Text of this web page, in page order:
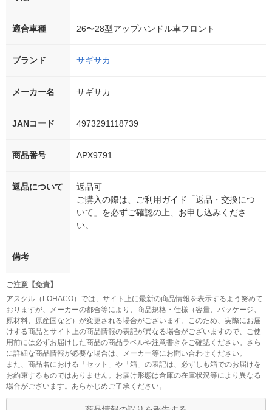
適合車種 26〜28型アップハンドル車フロント
ブランド サギサカ
メーカー名 サギサカ
JANコード 4973291118739
商品番号 APX9791
返品について
返品可
ご購入の際は、ご利用ガイド「返品・交換につ
いて」を必ずご確認の上、お申し込みくださ
い。
備考
ご注意【免責】
アスクル（LOHACO）では、サイト上に最新の商品情報を表示するよう努めて
おりますが、メーカーの都合等により、商品規格・仕様（容量、パッケージ、
原材料、原産国など）が変更される場合がございます。このため、実際にお届
けする商品とサイト上の商品情報の表記が異なる場合がございますので、ご使
用前には必ずお届けした商品の商品ラベルや注意書きをご確認ください。さら
に詳細な商品情報が必要な場合は、メーカー等にお問い合わせください。
また、商品名における「セット」や「箱」の表記は、必ずしも箱でのお届けを
お約束するものではありません。お届け形態は倉庫の在庫状況等により異なる
場合がございます。あらかじめご了承ください。